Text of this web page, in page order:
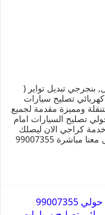
بنجرجي تبديل تواير (
تصليح سيارات
ومميزة مقدمة لجميع
تصليح السيارات امام
كراجي الان ليصلك
اقرب بشر من موقعي تواصل معنا مباشرة 99007355
بنشر متنقل | كراج ميدان حولي 99007355